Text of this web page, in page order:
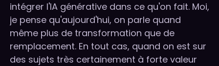
intégrer l'IA générative dans ce qu'on fait. Moi,
je pense qu'aujourd'hui, on parle quand
même plus de transformation que de
remplacement. En tout cas, quand on est sur
des sujets très certainement à forte valeur